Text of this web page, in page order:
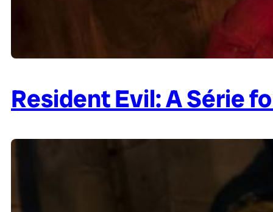
Resident Evil: A Série